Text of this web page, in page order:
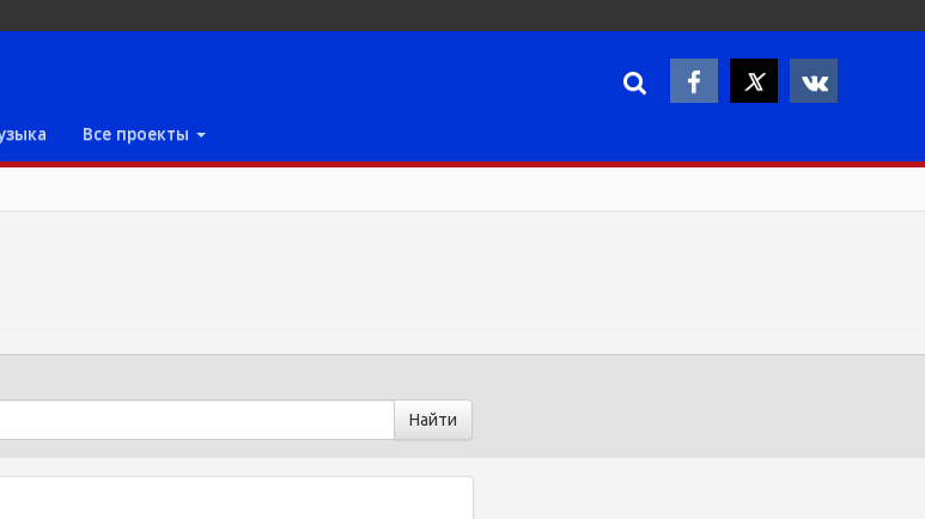
Все проекты